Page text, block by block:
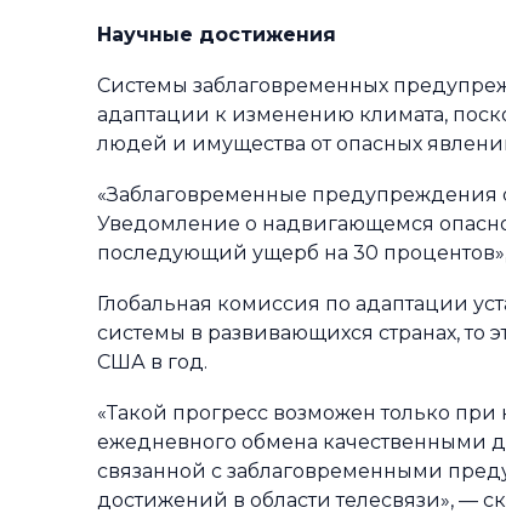
Научные достижения
Системы заблаговременных
адаптации к изменению климата,
людей и имущества от опасных
«Заблаговременные
Уведомление о надвигающемся
последующий ущерб на 30
Глобальная комиссия по адаптации
системы в развивающихся странах, то
США в год.
«Такой прогресс возможен только
ежедневного обмена качественными
связанной с заблаговременными
достижений в области телесвязи», —